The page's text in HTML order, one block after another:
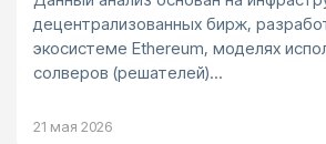
децентрализованных бирж,
экосистеме Ethereum, моделях
солверов (решателей)...
21 мая 2026